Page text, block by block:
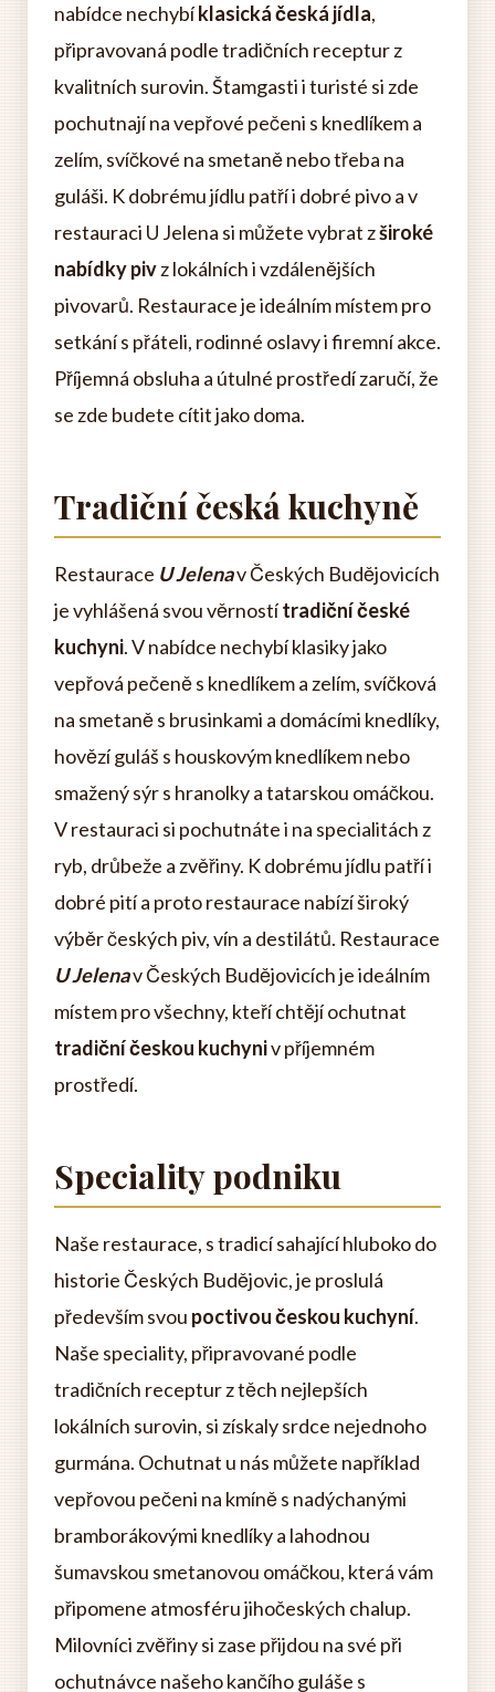
nabídce nechybíklasická česká jídla,
připravovaná podle tradičních receptur z
kvalitních surovin. Štamgasti i turisté si zde
pochutnají na vepřové pečeni s knedlíkem a
zelím, svíčkové na smetaně nebo třeba na
guláši. K dobrému jídlu patří i dobré pivo a v
restauraci U Jelena si můžete vybrat zširoké
nabídky pivz lokálních i vzdálenějších
pivovarů. Restaurace je ideálním místem pro
setkání s přáteli, rodinné oslavy i firemní akce.
Příjemná obsluha a útulné prostředí zaručí, že
se zde budete cítit jako doma.
Tradiční česká kuchyně
Restaurace U Jelenav Českých Budějovicích
je vyhlášená svou věrnostítradiční české
kuchyni. V nabídce nechybí klasiky jako
vepřová pečeně s knedlíkem a zelím, svíčková
na smetaně s brusinkami a domácími knedlíky,
hovězí guláš s houskovým knedlíkem nebo
smažený sýr s hranolky a tatarskou omáčkou.
V restauraci si pochutnáte i na specialitách z
ryb, drůbeže a zvěřiny. K dobrému jídlu patří i
dobré pití a proto restaurace nabízí široký
výběr českých piv, vín a destilátů. Restaurace
U Jelenav Českých Budějovicích je ideálním
místem pro všechny, kteří chtějí ochutnat
tradiční českou kuchyniv příjemném
prostředí.
Speciality podniku
Naše restaurace, s tradicí sahající hluboko do
historie Českých Budějovic, je proslulá
především svou poctivou českou kuchyní.
Naše speciality, připravované podle
tradičních receptur z těch nejlepších
lokálních surovin, si získaly srdce nejednoho
gurmána. Ochutnat u nás můžete například
vepřovou pečeni na kmíně s nadýchanými
bramborákovými knedlíky a lahodnou
šumavskou smetanovou omáčkou, která vám
připomene atmosféru jihočeských chalup.
Milovníci zvěřiny si zase přijdou na své při
ochutnávce našeho kančího guláše s